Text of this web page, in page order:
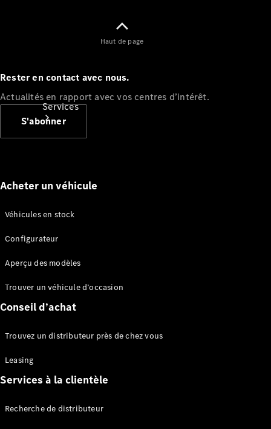
Services
Van Service
dépannage
client
de mobilité
Commande
du véhicule
Prendre un
vous
Haut de page
Rester en contact avec nous.
Actualités en rapport avec vos centres d’intérêt.
S'abonner
Acheter un véhicule
Véhicules en stock
Configurateur
Aperçu des modèles
Trouver un véhicule d’occasion
Conseil d’achat
Trouvez un distributeur près de chez vous
Leasing
Services à la clientèle
Recherche de distributeur